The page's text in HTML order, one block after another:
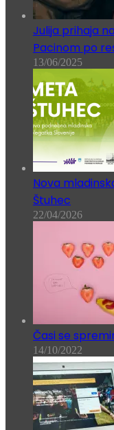
Julija prihaja
Pacinom po
13/06/2025
Nova
Štuhec
22/04/2026
Časi se
14/10/2022